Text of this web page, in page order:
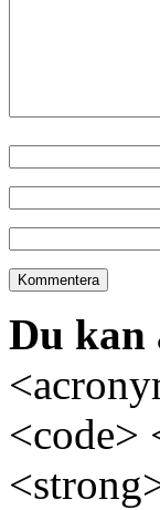
Du kan
<code>